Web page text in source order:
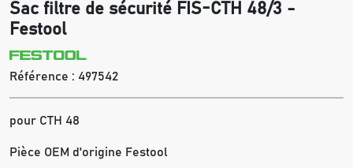
Sac filtre de sécurité FIS-CTH 48/3 -
Festool
Référence : 497542
pour CTH 48
Pièce OEM d'origine Festool